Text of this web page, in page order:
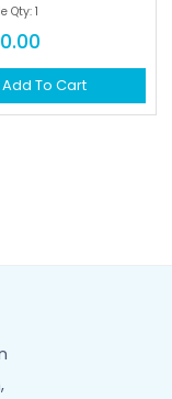
Qty: 1
Add To Cart